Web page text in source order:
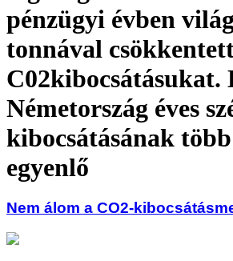
pénzügyi évben
tonnával
C02kibocsátásukat.
Németország éves
kibocsátásának
egyenlő
Nem álom a CO2-